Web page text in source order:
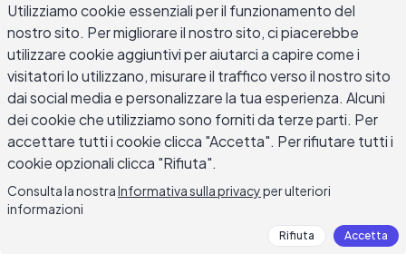
gli scambi goffi in conversazioni che sembrano
reali, rivelatori e intenzionali. La differenza tra il
dialogo che suona vero e le battute che cadono
piatte spesso si riduce a pochi principi di mestiere
che gli scrittori esperti applicano coerentemente.
Questa guida copre le tecniche più pratiche, da
ottenere il ritmo giusto all'evitare le insidie che
fanno inciampare persino gli sceneggiatori
esperti, in modo che i tuoi personaggi parlino con
Utilizziamo cookie essenziali per il funzionamento del
nostro sito. Per migliorare il nostro sito, ci piacerebbe
utilizzare cookie aggiuntivi per aiutarci a capire come i
visitatori lo utilizzano, misurare il traffico verso il nostro sito
dai social media e personalizzare la tua esperienza. Alcuni
dei cookie che utilizziamo sono forniti da terze parti. Per
accettare tutti i cookie clicca "Accetta". Per rifiutare tutti i
cookie opzionali clicca "Rifiuta".
Consulta la nostraInformativa sulla privacyper ulteriori
informazioni
Rifiuta Accetta